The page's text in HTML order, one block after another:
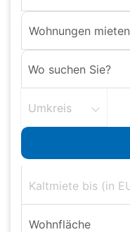
Wohnungen mieten
Umkreis
Wohnfläche